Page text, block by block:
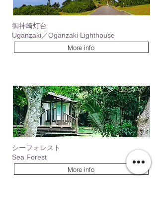
御神崎灯台
Uganzaki／Oganzaki Lighthouse
More info
シーフォレスト
Sea Forest
More info